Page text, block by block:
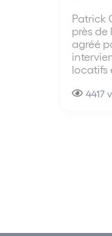
Patrick
près de
agréé
locatifs
4417